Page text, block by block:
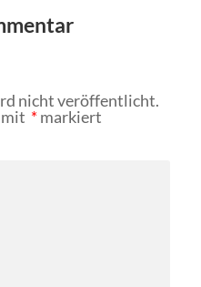
nicht veröffentlicht.
*markiert